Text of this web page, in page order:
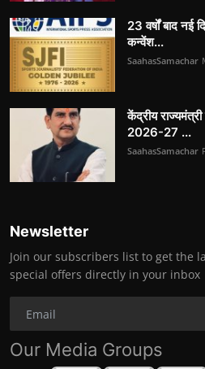
23 वर्षों बाद
कन्वेंश...
SaahasSamachar
केंद्रीय
2026-27 ...
SaahasSamachar
Newsletter
Join our subscribers list to get the
special offers directly in your inbox
Our Media Groups